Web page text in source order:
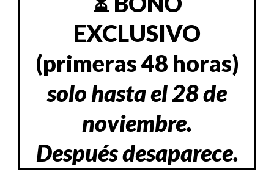
EXCLUSIVO
(primeras 48 horas)
solo hasta el 28 de
noviembre.
Después desaparece.